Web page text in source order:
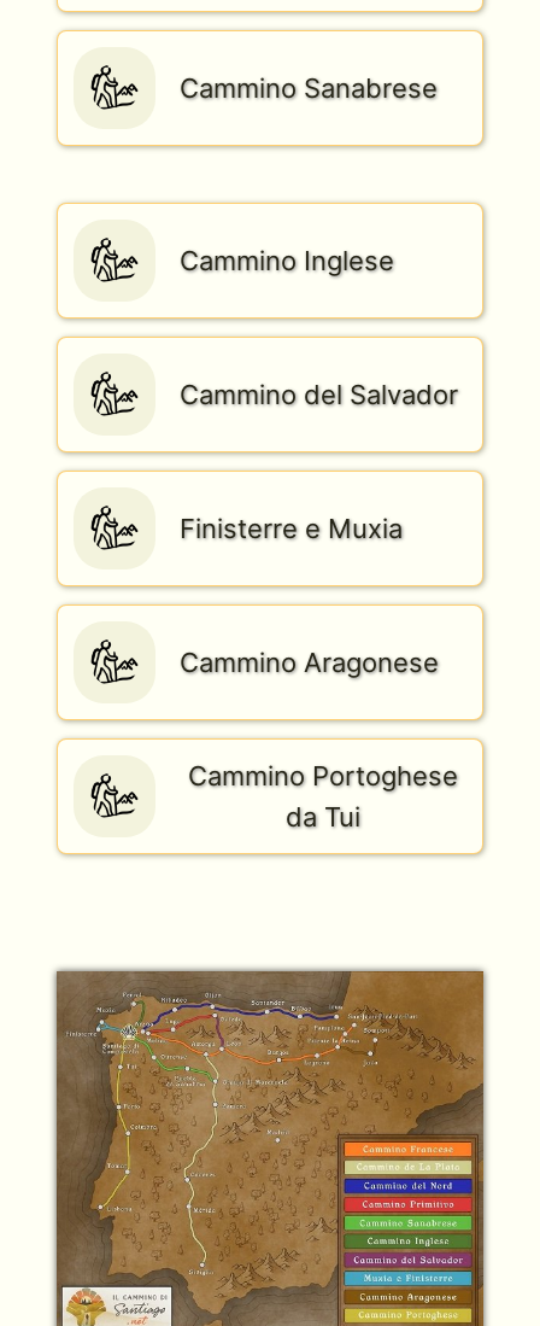
Cammino Sanabrese
Cammino Inglese
Cammino del Salvador
Finisterre e Muxia
Cammino Aragonese
Cammino Portoghese
da Tui